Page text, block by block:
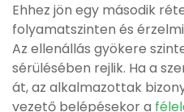
Ehhez jön egy második
folyamatszinten és
Az ellenállás gyökere
sérülésében rejlik. Ha a
át, az alkalmazottak
vezető belépésekor a